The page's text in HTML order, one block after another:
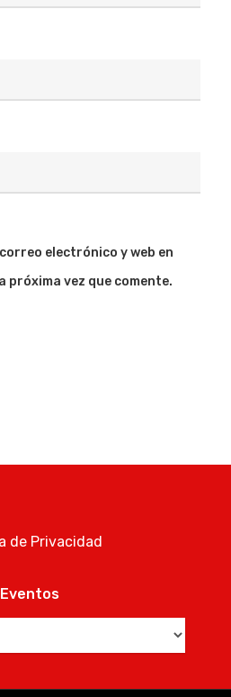
electrónico y web en
próxima vez que comente.
de Privacidad
Eventos